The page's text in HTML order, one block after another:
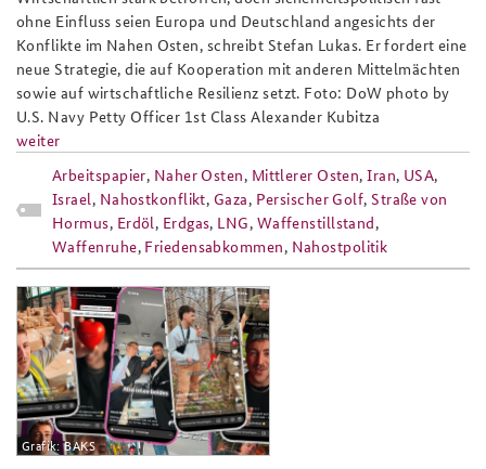
Anfahrt
Freundeskreis
Deutsches Forum Sicherheitspolitik
Arbeitskreis "Junge Sicherheitspolitiker"
Das Sicherheitspolitische Gespräch an der BAKS
Studierendenkonferenz Sicherheitspolitik gestalten
Newsletter-Archiv
ohne Einfluss seien Europa und Deutschland angesichts der
Konflikte im Nahen Osten, schreibt Stefan Lukas. Er fordert eine
neue Strategie, die auf Kooperation mit anderen Mittelmächten
sowie auf wirtschaftliche Resilienz setzt. Foto: DoW photo by
U.S. Navy Petty Officer 1st Class Alexander Kubitza
weiter
Arbeitspapier, Naher Osten, Mittlerer Osten,Iran, USA,
Israel, Nahostkonflikt, Gaza, Persischer Golf, Straße von
Hormus, Erdöl, Erdgas, LNG, Waffenstillstand,
Waffenruhe, Friedensabkommen, Nahostpolitik
ap5-26_808x486.png
Grafik: BAKS